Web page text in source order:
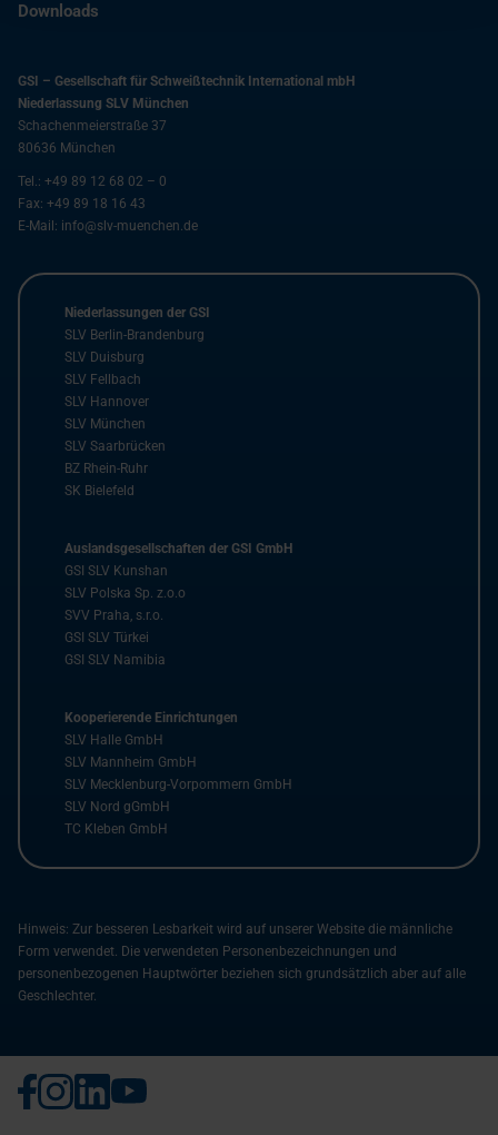
Downloads
GSI – Gesellschaft für Schweißtechnik International mbH
Niederlassung SLV München
Schachenmeierstraße 37
80636 München
Tel.: +49 89 12 68 02 – 0
Fax: +49 89 18 16 43
E-Mail: info@slv-muenchen.de
Niederlassungen der GSI
SLV Berlin-Brandenburg
SLV Duisburg
SLV Fellbach
SLV Hannover
SLV München
SLV Saarbrücken
BZ Rhein-Ruhr
SK Bielefeld
Auslandsgesellschaften der GSI GmbH
GSI SLV Kunshan
SLV Polska Sp. z.o.o
SVV Praha, s.r.o.
GSI SLV Türkei
GSI SLV Namibia
Kooperierende Einrichtungen
SLV Halle GmbH
SLV Mannheim GmbH
SLV Mecklenburg-Vorpommern GmbH
SLV Nord gGmbH
TC Kleben GmbH
Hinweis: Zur besseren Lesbarkeit wird auf unserer Website die männliche
Form verwendet. Die verwendeten Personenbezeichnungen und
personenbezogenen Hauptwörter beziehen sich grundsätzlich aber auf alle
Geschlechter.